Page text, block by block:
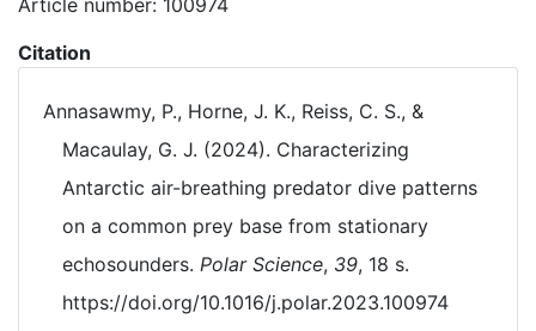
Article number: 100974
Citation
Annasawmy, P., Horne, J. K., Reiss, C. S., &
Macaulay, G. J. (2024). Characterizing
Antarctic air-breathing predator dive patterns
on a common prey base from stationary
echosounders. Polar Science, 39, 18 s.
https://doi.org/10.1016/j.polar.2023.100974